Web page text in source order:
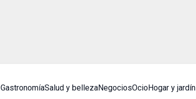
GastronomíaSalud y bellezaNegociosOcioHogar y jardín